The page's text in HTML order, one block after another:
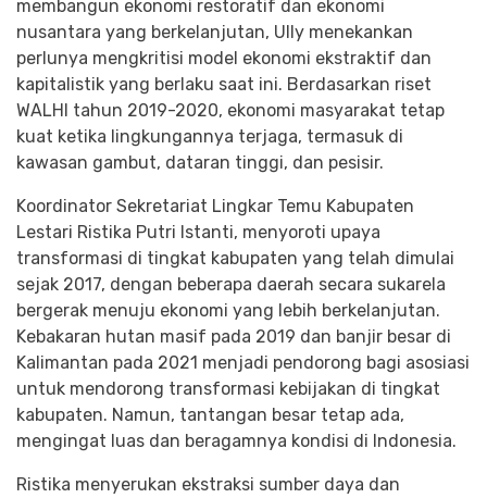
membangun ekonomi restoratif dan ekonomi
nusantara yang berkelanjutan, Ully menekankan
perlunya mengkritisi model ekonomi ekstraktif dan
kapitalistik yang berlaku saat ini. Berdasarkan riset
WALHI tahun 2019-2020, ekonomi masyarakat tetap
kuat ketika lingkungannya terjaga, termasuk di
kawasan gambut, dataran tinggi, dan pesisir.
Koordinator Sekretariat Lingkar Temu Kabupaten
Lestari Ristika Putri Istanti, menyoroti upaya
transformasi di tingkat kabupaten yang telah dimulai
sejak 2017, dengan beberapa daerah secara sukarela
bergerak menuju ekonomi yang lebih berkelanjutan.
Kebakaran hutan masif pada 2019 dan banjir besar di
Kalimantan pada 2021 menjadi pendorong bagi asosiasi
untuk mendorong transformasi kebijakan di tingkat
kabupaten. Namun, tantangan besar tetap ada,
mengingat luas dan beragamnya kondisi di Indonesia.
Ristika menyerukan ekstraksi sumber daya dan